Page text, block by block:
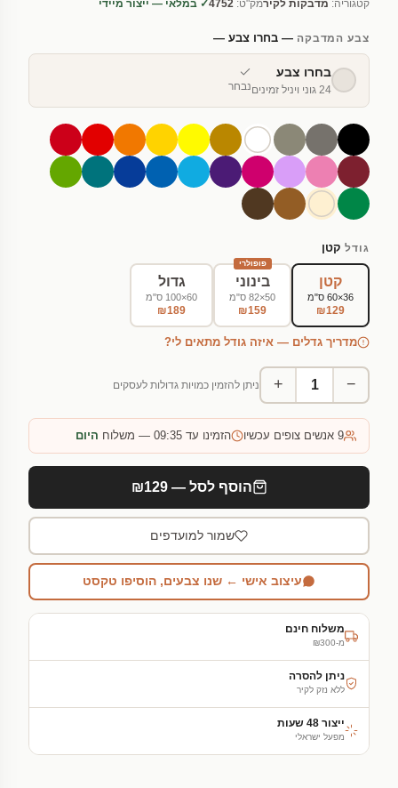
קטגוריה: מדבקות לקירמק"ט: 4752✓ במלאי — ייצור מיידי
צבע המדבקה— בחרו צבע —
בחרו צבע
24 גוני ויניל זמינים נבחר
גודל קטן
קטן
36×60 ס"מ
₪129
פופולרי
בינוני
50×82 ס"מ
₪159
גדול
60×100 ס"מ
₪189
מדריך גדלים — איזה גודל מתאים לי?
−
+ ניתן להזמין כמויות גדולות לעסקים
9 אנשים צופים עכשיו הזמינו עד 09:35 — משלוח היום
הוסף לסל — ₪129
שמור למועדפים
עיצוב אישי ← שנו צבעים, הוסיפו טקסט
משלוח חינם
מ-₪300
ניתן להסרה
ללא נזק לקיר
ייצור 48 שעות
מפעל ישראלי